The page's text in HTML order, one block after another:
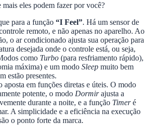
eles podem fazer por você?
para a função “I Feel”. Há um sensor de
remoto, e não apenas no aparelho. Ao
o ar condicionado ajusta sua operação para
desejada onde o controle está, ou seja,
como Turbo (para resfriamento rápido),
máxima) e um modo Sleep muito bem
estão presentes.
aposta em funções diretas e úteis. O modo
potente, o modo Dormirajusta a
durante a noite, e a função Timeré
A simplicidade e a eficiência na execução
o ponto forte da marca.